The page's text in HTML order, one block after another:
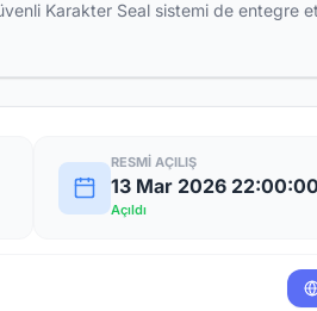
Karakter Seal sistemi de entegre
RESMI AÇILIŞ
13 Mar 2026 22:00:00
Açıldı